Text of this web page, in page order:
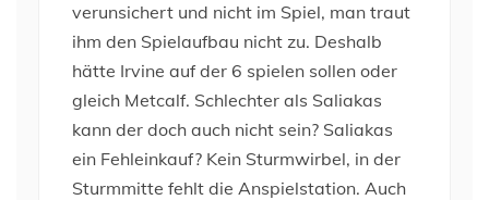
verunsichert und nicht im Spiel, man traut
ihm den Spielaufbau nicht zu. Deshalb
hätte Irvine auf der 6 spielen sollen oder
gleich Metcalf. Schlechter als Saliakas
kann der doch auch nicht sein? Saliakas
ein Fehleinkauf? Kein Sturmwirbel, in der
Sturmmitte fehlt die Anspielstation. Auch